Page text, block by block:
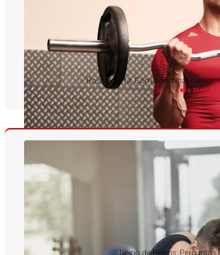
Rosca direta: Como dominar o
Leia Mais
Treino de Bíceps: